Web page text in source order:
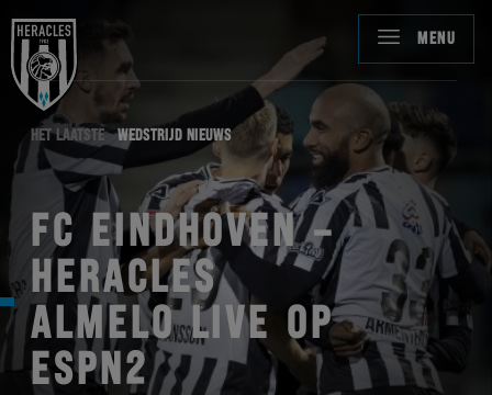
MENU
HET LAATSTE WEDSTRIJD NIEUWS
FC EINDHOVEN –
HERACLES
ALMELO LIVE OP
ESPN2